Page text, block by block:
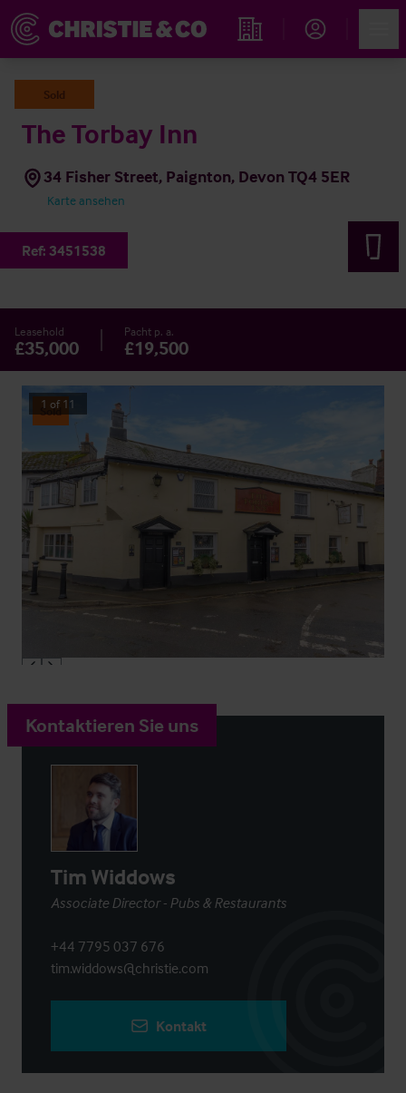
Immobiliensuche
Sold
The Torbay Inn
34 Fisher Street, Paignton, Devon TQ4 5ER
Karte ansehen
Ref: 3451538
Leasehold
£35,000
Pacht p. a.
£19,500
Sold
1 of 11
Kontaktieren Sie uns
Tim Widdows
Associate Director - Pubs & Restaurants
+44 7795 037 676
tim.widdows@christie.com
Kontakt